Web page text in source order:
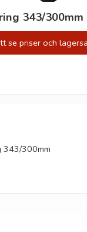
343/300mm
se priser och
343/300mm